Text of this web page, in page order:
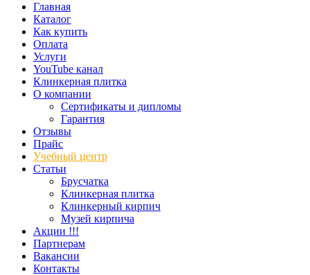
Главная
Каталог
Как купить
Оплата
Услуги
YouTube канал
Клинкерная плитка
О компании
Сертификаты и дипломы
Гарантия
Отзывы
Прайс
Учебный центр
Статьи
Брусчатка
Клинкерная плитка
Клинкерный кирпич
Музей кирпича
Акции !!!
Партнерам
Вакансии
Контакты